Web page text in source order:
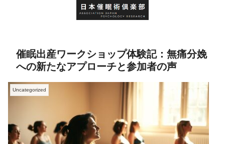
催眠出産ワークショップ体験記：無痛分娩
への新たなアプローチと参加者の声
Uncategorized